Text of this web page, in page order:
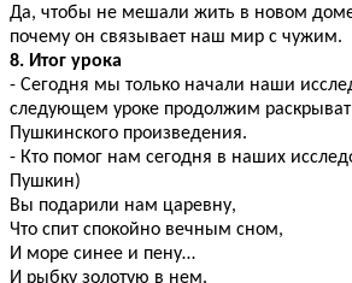
Да, чтобы не мешали жить в новом
почему он связывает наш мир с чужим.
8. Итог урока
- Сегодня мы только начали наши
следующем уроке продолжим
Пушкинского произведения.
- Кто помог нам сегодня в наших
Пушкин)
Вы подарили нам царевну,
Что спит спокойно вечным сном,
И море синее и пену…
И рыбку золотую в нем.